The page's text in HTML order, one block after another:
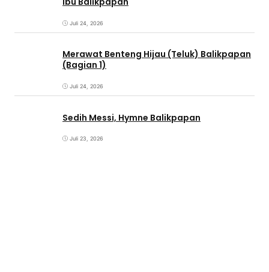
Juli 24, 2026
Merawat Benteng Hijau (Teluk) Balikpapan
(Bagian 1)
Juli 24, 2026
Sedih Messi, Hymne Balikpapan
Juli 23, 2026